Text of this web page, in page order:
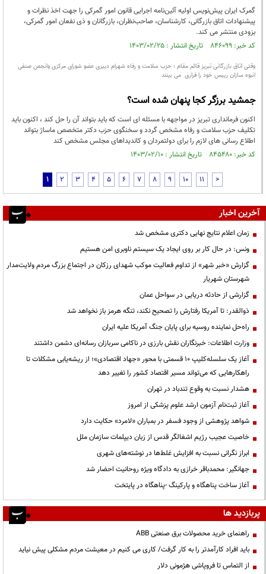
گمرک ایران پیش‌نویس اولیه آئین‌نامه اجرایی قانون امور گمرکی را جهت اخذ نظرات و
پیشنهادات اتاق بازرگانی، کارشناسان، صاحب‌نظران، بازرگانان و ذی نفعان امور گمرکی،
بزودی منتشر می کند.
کد خبر: ۸۴۶۰۹۹ تاریخ انتشار : ۱۴۰۳/۰۲/۲۵
وقتی اتاق بازرگانی تبریز قائم مقام ؛ حزب سلامت و رفاه شهرام دبیری عضو شورای مرکزی وانجمن صنفی
انبوه سازان رییس خود را فراری می بینند
جمشید برزگر کجا پنهان شده است؟
اکنون فرمانداری تبریز در مواجهه با مسئله ای است که باید بتواند آن را حل کند ، اکنون باید
تکلیف حزب سلامت و رفاه مشخص گردد و سخنگوی حزب دکتر متخصص ماساژ بتواند
اطلاع رسانی های لازم را برای دولتمردان و کاندیداهای مجلس مشخص کند
کد خبر: ۸۴۵۴۸۰ تاریخ انتشار : ۱۴۰۳/۰۲/۱۰
1 2 3 4 5 6 7 8 9 10 11 >
آخرین اخبار
زمان اعلام نتایج نهایی دکتری مشخص شد
ونس: در حال کار بر روی ایجاد یک سیستم ناوبری امن هستیم
گزارش «خبر شهر» از تداوم فعالیت موکب شهدای رزکان در اجتماع بزرگ مردم ولایت‌مدار
شهرستان شهریار
گزارشی از حادثه دریایی در سواحل عمان
ذوالقدر: تا آمریکا رفتارش را تصحیح نکند، تنگه هرمز باز نخواهد شد
راه‌حل نماینده روسیه برای پایان جنگ آمریکا علیه ایران
وزارت اطلاعات: خبرنگاران نقش بارزی در ناکامی سربازان رسانه‌ای دشمن داشتند
آغاز یک سلسله‌کلیپ ۱۰ قسمتی با محور «جهاد اقتصادی»؛ از ریشه‌یابی مشکلات تا
راهکارهایی که می‌تواند مسیر اقتصاد کشور را تغییر دهد
هشدار نسبت به وقوع تندباد در تهران
آغاز ثبت‌نام آزمون ارشد علوم پزشکی از امروز
شواهد پژوهشی از وجود فسفر در بمباران «لامرد» حکایت دارد
خاصیت عجیب رژیم اشغالگر قدس از زبان دیپلمات سازمان ملل
ابراز نگرانی نسبت به افزایش غلط‌ها در نوشته‌های شهری
جهانگیر: محمدباقر خرازی به دادگاه ویژه روحانیت احضار شد
آغاز ساخت پناهگاه و پارکینگ -پناهگاه در پایتخت
پربازدید ها
راهنمای خرید محصولات برق صنعتی ABB
باید افراد کارآمدتر را به کار گرفت/ کاری می کنیم در معیشت مردم مشکلی پیش نیاید
از التماس تا فروپاشی هژمونی دلار